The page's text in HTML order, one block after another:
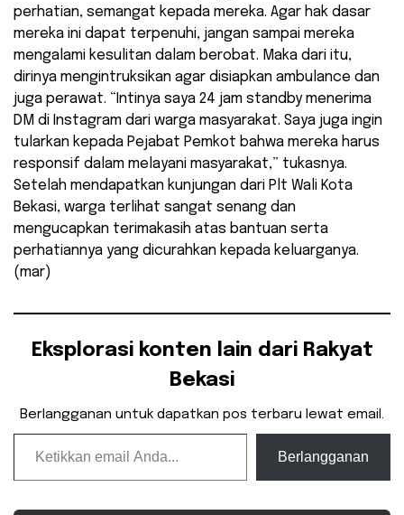
perhatian, semangat kepada mereka. Agar hak dasar
mereka ini dapat terpenuhi, jangan sampai mereka
mengalami kesulitan dalam berobat. Maka dari itu,
dirinya mengintruksikan agar disiapkan ambulance dan
juga perawat. “Intinya saya 24 jam standby menerima
DM di Instagram dari warga masyarakat. Saya juga ingin
tularkan kepada Pejabat Pemkot bahwa mereka harus
responsif dalam melayani masyarakat,” tukasnya.
Setelah mendapatkan kunjungan dari Plt Wali Kota
Bekasi, warga terlihat sangat senang dan
mengucapkan terimakasih atas bantuan serta
perhatiannya yang dicurahkan kepada keluarganya.
(mar)
Eksplorasi konten lain dari Rakyat
Bekasi
Berlangganan untuk dapatkan pos terbaru lewat email.
Ketikkan email Anda...
Berlangganan